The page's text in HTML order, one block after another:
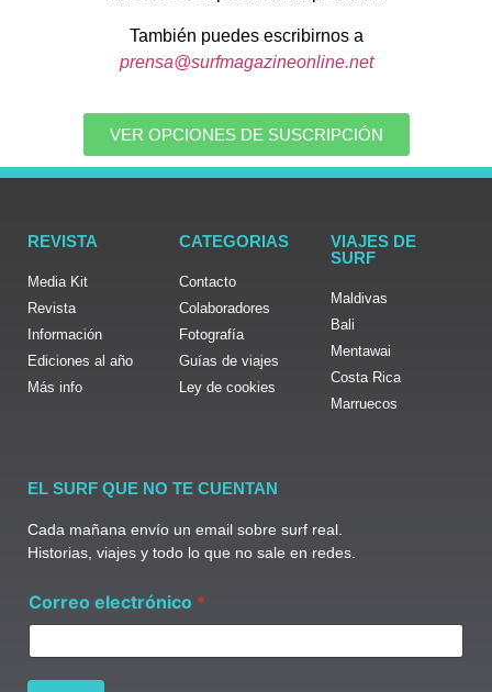
También puedes escribirnos a
prensa@surfmagazineonline.net
VER OPCIONES DE SUSCRIPCIÓN
REVISTA
Media Kit
Revista
Información
Ediciones al año
Más info
CATEGORIAS
Contacto
Colaboradores
Fotografía
Guías de viajes
Ley de cookies
VIAJES DE
SURF
Maldivas
Bali
Mentawai
Costa Rica
Marruecos
EL SURF QUE NO TE CUENTAN
Cada mañana envío un email sobre surf real.
Historias, viajes y todo lo que no sale en redes.
*
*
Correo electrónico *